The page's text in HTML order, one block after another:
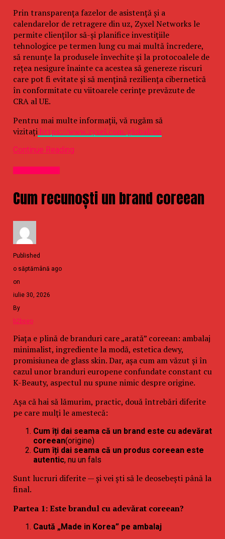
Prin transparența fazelor de asistență și a
calendarelor de retragere din uz, Zyxel Networks le
permite clienților să-și planifice investițiile
tehnologice pe termen lung cu mai multă încredere,
să renunțe la produsele învechite și la protocoalele de
rețea nesigure înainte ca acestea să genereze riscuri
care pot fi evitate și să mențină reziliența cibernetică
în conformitate cu viitoarele cerințe prevăzute de
CRA al UE.
Pentru mai multe informații, vă rugăm să
vizitațihttps://www.zyxel.com/global/en
Continue Reading
Cum recunoști un brand coreean
Published
o săptămână ago
on
iulie 30, 2026
By
b2bseo
Piața e plină de branduri care „arată” coreean: ambalaj
minimalist, ingrediente la modă, estetica dewy,
promisiunea de glass skin. Dar, așa cum am văzut și în
cazul unor branduri europene confundate constant cu
K-Beauty, aspectul nu spune nimic despre origine.
Așa că hai să lămurim, practic, două întrebări diferite
pe care mulți le amestecă:
Cum îți dai seama că un brand este cu adevărat
coreean(origine)
Cum îți dai seama că un produs coreean este
autentic, nu un fals
Sunt lucruri diferite — și vei ști să le deosebești până la
final.
Partea 1: Este brandul cu adevărat coreean?
Caută „Made in Korea” pe ambalaj